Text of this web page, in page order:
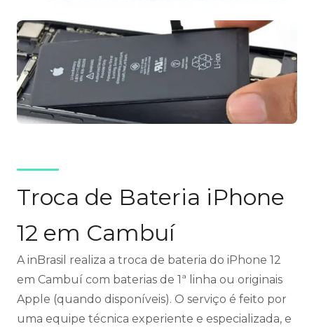
Troca de Bateria iPhone
12 em Cambuí
A inBrasil realiza a troca de bateria do iPhone 12
em Cambuí com baterias de 1ª linha ou originais
Apple (quando disponíveis). O serviço é feito por
uma equipe técnica experiente e especializada, e